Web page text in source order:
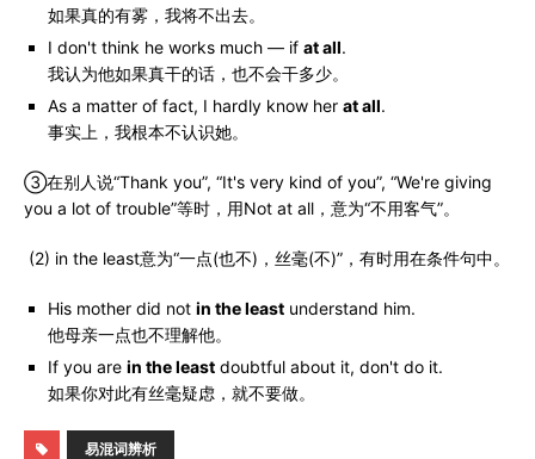
如果真的有雾，我将不出去。
I don't think he works much — if at all.
我认为他如果真干的话，也不会干多少。
As a matter of fact, I hardly know her at all.
事实上，我根本不认识她。
③在别人说“Thank you”, “It's very kind of you”, “We're giving
you a lot of trouble”等时，用Not at all，意为“不用客气”。
(2) in the least意为“一点(也不)，丝毫(不)”，有时用在条件句中。
His mother did not in the least understand him.
他母亲一点也不理解他。
If you are in the least doubtful about it, don't do it.
如果你对此有丝毫疑虑，就不要做。
易混词辨析